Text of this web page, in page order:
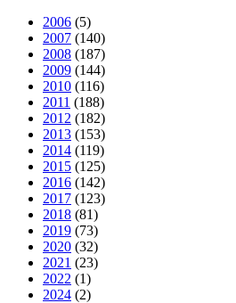
2006 (5)
2007 (140)
2008 (187)
2009 (144)
2010 (116)
2011 (188)
2012 (182)
2013 (153)
2014 (119)
2015 (125)
2016 (142)
2017 (123)
2018 (81)
2019 (73)
2020 (32)
2021 (23)
2022 (1)
2024 (2)